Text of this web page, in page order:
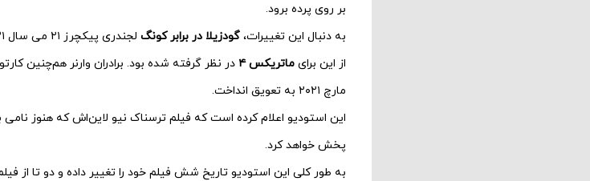
بر روی پرده برود.
به دنبال این تغییرات، گودزیلا در برابر کونگ
از این برای ماتریکس ۴ در نظر گرفته شده بود. برادران وارنر هم‌چنین
مارچ ۲۰۲۱ به تعویق انداخت.
پخش خواهد کرد.
به طور کلی این استودیو تاریخ شش فیلم خود را تغییر داده و دو تا از